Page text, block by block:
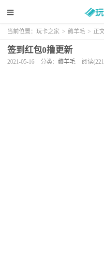
当前位置： 玩卡之家 > 薅羊毛 > 正
签到红包0撸更新
2021-05-16 分类： 薅羊毛 阅读